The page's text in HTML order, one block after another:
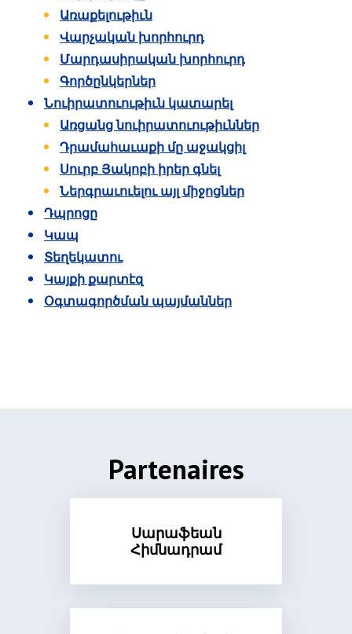
Առաքելութիւն
Վարչական խորհուրդ
Մարդասիրական խորհուրդ
Գործընկերներ
Նուիրատուութիւն կատարել
Առցանց նուիրատուութիւններ
Դրամահաւաքի մը աջակցիլ
Սուրբ Յակոբի իրեր գնել
Ներգրաւուելու այլ միջոցներ
Դպրոցը
Կապ
Տեղեկատու
Կայքի քարտէզ
Օգտագործման պայմաններ
Partenaires
Սարաֆեան
Հիմնադրամ